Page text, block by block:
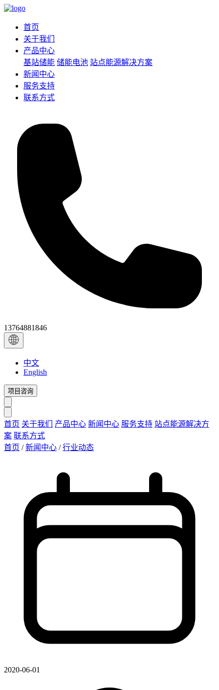
首页
关于我们
产品中心
基站储能 储能电池 站点能源解决方案
新闻中心
服务支持
联系方式
13764881846
中文
English
项目咨询
首页 关于我们 产品中心 新闻中心 服务支持 站点能源解决方
案 联系方式
首页 / 新闻中心 / 行业动态
2020-06-01